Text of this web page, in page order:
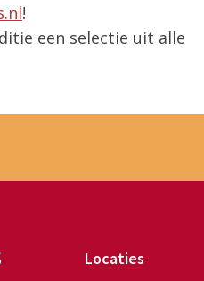
!
een selectie uit alle
Locaties